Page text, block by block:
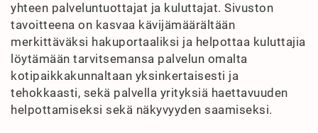
yhteen palveluntuottajat ja kuluttajat. Sivuston
tavoitteena on kasvaa kävijämäärältään
merkittäväksi hakuportaaliksi ja helpottaa kuluttajia
löytämään tarvitsemansa palvelun omalta
kotipaikkakunnaltaan yksinkertaisesti ja
tehokkaasti, sekä palvella yrityksiä haettavuuden
helpottamiseksi sekä näkyvyyden saamiseksi.